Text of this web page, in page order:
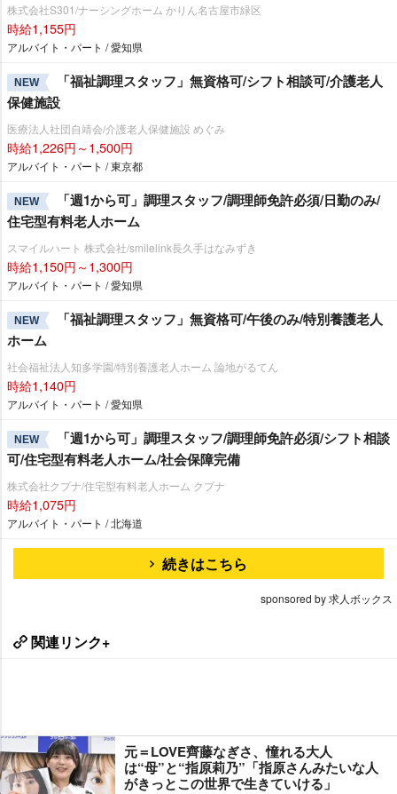
株式会社S301/ナーシングホーム かりん名古屋市緑区
時給1,155円
アルバイト・パート / 愛知県
NEW
「福祉調理スタッフ」無資格可/シフト相談可/介護老人
保健施設
医療法人社団自靖会/介護老人保健施設 めぐみ
時給1,226円～1,500円
アルバイト・パート / 東京都
NEW
「週1から可」調理スタッフ/調理師免許必須/日勤のみ/
住宅型有料老人ホーム
スマイルハート 株式会社/smilelink長久手はなみずき
時給1,150円～1,300円
アルバイト・パート / 愛知県
NEW
「福祉調理スタッフ」無資格可/午後のみ/特別養護老人
ホーム
社会福祉法人知多学園/特別養護老人ホーム 論地がるてん
時給1,140円
アルバイト・パート / 愛知県
NEW
「週1から可」調理スタッフ/調理師免許必須/シフト相談
可/住宅型有料老人ホーム/社会保障完備
株式会社クプナ/住宅型有料老人ホーム クプナ
時給1,075円
アルバイト・パート / 北海道
続きはこちら
sponsored by 求人ボックス
関連リンク+
元＝LOVE齊藤なぎさ、憧れる大人
は“母”と“指原莉乃”「指原さんみたいな人
がきっとこの世界で生きていける」